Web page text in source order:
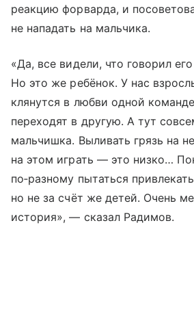
реакцию форварда, и
не нападать на мальчика.
«Да, все видели, что говорил
Но это же ребёнок. У нас
клянутся в любви одной
переходят в другую. А тут
мальчишка. Выливать грязь на
на этом играть — это низко…
по‑разному пытаться
но не за счёт же детей. Очень
история», — сказал Радимов.